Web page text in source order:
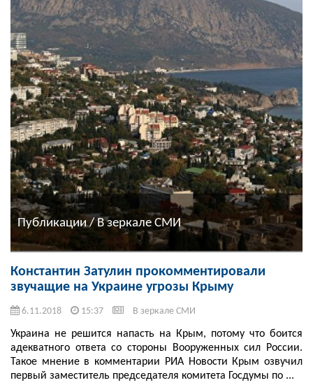
Публикации / В зеркале СМИ
Константин Затулин прокомментировали
звучащие на Украине угрозы Крыму
6.11.2018 15:37 В зеркале СМИ
Украина не решится напасть на Крым, потому что боится
адекватного ответа со стороны Вооруженных сил России.
Такое мнение в комментарии РИА Новости Крым озвучил
первый заместитель председателя комитета Госдумы по ...